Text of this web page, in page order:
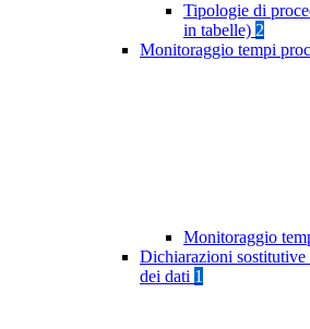
Tipologie di
in tabelle) 2
Monitoraggio tempi
Monitoraggio
Dichiarazioni
dei dati 1